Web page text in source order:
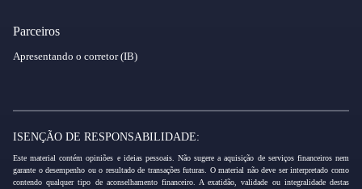
Parceiros
Apresentando o corretor (IB)
ISENÇÃO DE RESPONSABILIDADE:
Este material contém opiniões e ideias pessoais. Não sugere a aquisição de serviços financeiros nem
garante o desempenho ou o resultado de transações futuras. O material não deve ser interpretado como
contendo qualquer tipo de aconselhamento financeiro. A exatidão, validade ou integralidade destas